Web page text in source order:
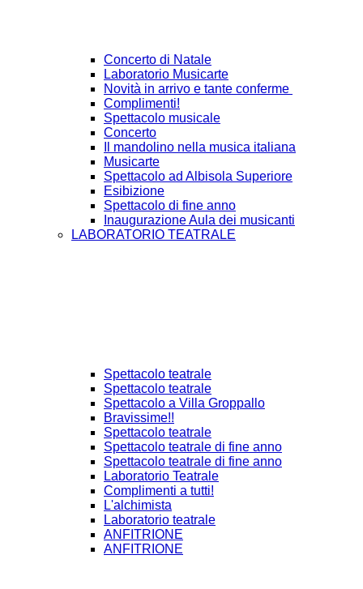
Concerto di Natale
Laboratorio Musicarte
Novità in arrivo e tante conferme
Complimenti!
Spettacolo musicale
Concerto
Il mandolino nella musica italiana
Musicarte
Spettacolo ad Albisola Superiore
Esibizione
Spettacolo di fine anno
Inaugurazione Aula dei musicanti
LABORATORIO TEATRALE
Spettacolo teatrale
Spettacolo teatrale
Spettacolo a Villa Groppallo
Bravissime!!
Spettacolo teatrale
Spettacolo teatrale di fine anno
Spettacolo teatrale di fine anno
Laboratorio Teatrale
Complimenti a tutti!
L'alchimista
Laboratorio teatrale
ANFITRIONE
ANFITRIONE